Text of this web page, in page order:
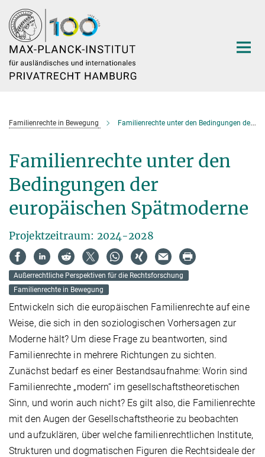
Hauptinhalt
Familienrechte in Bewegung Familienrechte unter den Bedingungen der europäischen Spätmoderne
Familienrechte unter den
Bedingungen der
europäischen Spätmoderne
Projektzeitraum: 2024-2028
Außerrechtliche Perspektiven für die Rechtsforschung
Familienrechte in Bewegung
Entwickeln sich die europäischen Familienrechte auf eine
Weise, die sich in den soziologischen Vorhersagen zur
Moderne hält? Um diese Frage zu beantworten, sind
Familienrechte in mehrere Richtungen zu sichten.
Zunächst bedarf es einer Bestandsaufnahme: Worin sind
Familienrechte „modern“ im gesellschaftstheoretischen
Sinn, und worin auch nicht? Es gilt also, die Familienrechte
mit den Augen der Gesellschaftstheorie zu beobachten
und aufzuklären, über welche familienrechtlichen Institute,
Strukturen und dogmatischen Figuren die Rechtsideale der